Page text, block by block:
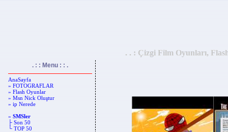
. . : Çizgi Film Oyunları,
. : : Menu : : .
AnaSayfa
» FOTOGRAFLAR
» Flash Oyunlar
» Msn Nick Oluştur
» ip Nerede
»SMSler
├ Son 50
└ TOP 50